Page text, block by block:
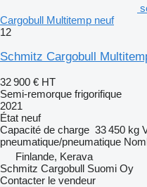
Cargobull Multitemp neuf
12
Schmitz Cargobull
32 900 € HT
Semi-remorque frigorifique
2021
État neuf
Capacité de charge 33 450 kg
pneumatique/pneumatique
Finlande, Kerava
Schmitz Cargobull Suomi Oy
Contacter le vendeur